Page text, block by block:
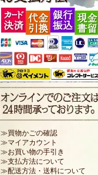
≫買物かごの確認
≫マイアカウント
≫お買い物の手引き
≫支払方法について
≫配送方法・送料について